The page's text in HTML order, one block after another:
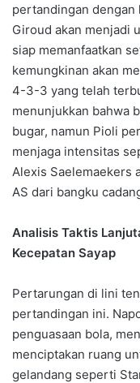
pertandingan
Giroud akan menjadi
siap memanfaatkan
kemungkinan akan
4-3-3 yang telah
menunjukkan bahwa
bugar, namun Pioli
menjaga intensitas
Alexis Saelemaekers
AS dari bangku
Analisis Taktis
Kecepatan Sayap
Pertarungan di lini
pertandingan ini.
penguasaan bola,
menciptakan ruang
gelandang seperti